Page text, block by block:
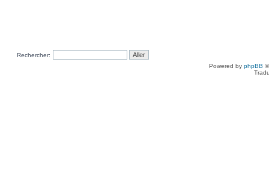
Rechercher:
Powered by phpBB